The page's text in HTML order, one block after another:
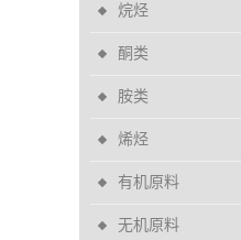
烷烃
酮类
胺类
烯烃
有机原料
无机原料